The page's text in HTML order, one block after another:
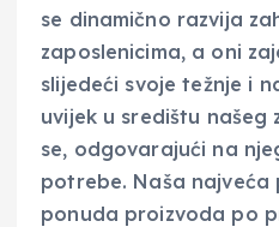
se dinamično razvija
zaposlenicima, a oni
slijedeći svoje težnje i
uvijek u središtu našeg
se, odgovarajući na
potrebe. Naša najveća
ponuda proizvoda po